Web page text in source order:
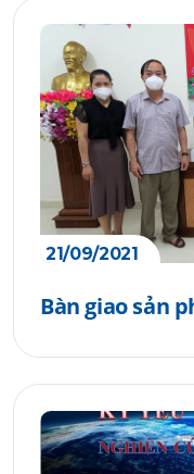
21/09/2021
Bàn giao sản
máy sát
đẳng Kỹ thuật
Quảng Bình